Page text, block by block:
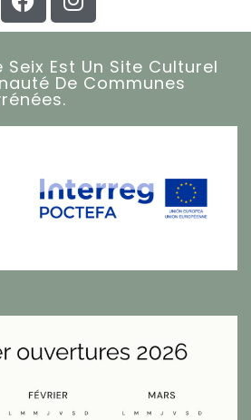
Seix Est Un Site Culturel
De Communes